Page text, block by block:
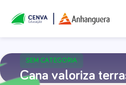
SEM CATEGORIA
Cana valoriza